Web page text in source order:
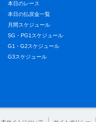
本日のレース
本日の払戻金一覧
月間スケジュール
SG・PG1スケジュール
G1・G2スケジュール
G3スケジュール